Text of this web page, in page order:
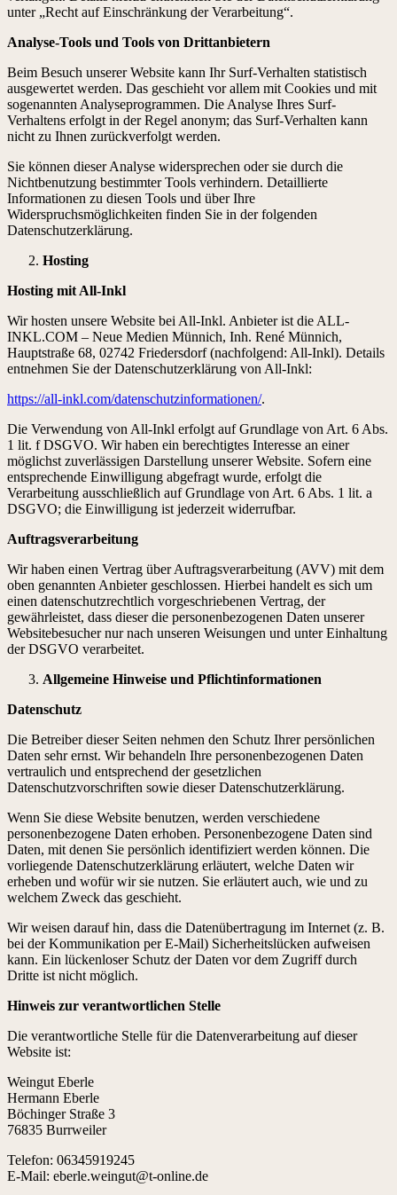
unter „Recht auf Einschränkung der Verarbeitung“.
Analyse-Tools und Tools von Drittanbietern
Beim Besuch unserer Website kann Ihr Surf-Verhalten statistisch
ausgewertet werden. Das geschieht vor allem mit Cookies und mit
sogenannten Analyseprogrammen. Die Analyse Ihres Surf-
Verhaltens erfolgt in der Regel anonym; das Surf-Verhalten kann
nicht zu Ihnen zurückverfolgt werden.
Sie können dieser Analyse widersprechen oder sie durch die
Nichtbenutzung bestimmter Tools verhindern. Detaillierte
Informationen zu diesen Tools und über Ihre
Widerspruchsmöglichkeiten finden Sie in der folgenden
Datenschutzerklärung.
Hosting
Hosting mit All-Inkl
Wir hosten unsere Website bei All-Inkl. Anbieter ist die ALL-
INKL.COM – Neue Medien Münnich, Inh. René Münnich,
Hauptstraße 68, 02742 Friedersdorf (nachfolgend: All-Inkl). Details
entnehmen Sie der Datenschutzerklärung von All-Inkl:
https://all-inkl.com/datenschutzinformationen/.
Die Verwendung von All-Inkl erfolgt auf Grundlage von Art. 6 Abs.
1 lit. f DSGVO. Wir haben ein berechtigtes Interesse an einer
möglichst zuverlässigen Darstellung unserer Website. Sofern eine
entsprechende Einwilligung abgefragt wurde, erfolgt die
Verarbeitung ausschließlich auf Grundlage von Art. 6 Abs. 1 lit. a
DSGVO; die Einwilligung ist jederzeit widerrufbar.
Auftragsverarbeitung
Wir haben einen Vertrag über Auftragsverarbeitung (AVV) mit dem
oben genannten Anbieter geschlossen. Hierbei handelt es sich um
einen datenschutzrechtlich vorgeschriebenen Vertrag, der
gewährleistet, dass dieser die personenbezogenen Daten unserer
Websitebesucher nur nach unseren Weisungen und unter Einhaltung
der DSGVO verarbeitet.
Allgemeine Hinweise und Pflichtinformationen
Datenschutz
Die Betreiber dieser Seiten nehmen den Schutz Ihrer persönlichen
Daten sehr ernst. Wir behandeln Ihre personenbezogenen Daten
vertraulich und entsprechend der gesetzlichen
Datenschutzvorschriften sowie dieser Datenschutzerklärung.
Wenn Sie diese Website benutzen, werden verschiedene
personenbezogene Daten erhoben. Personenbezogene Daten sind
Daten, mit denen Sie persönlich identifiziert werden können. Die
vorliegende Datenschutzerklärung erläutert, welche Daten wir
erheben und wofür wir sie nutzen. Sie erläutert auch, wie und zu
welchem Zweck das geschieht.
Wir weisen darauf hin, dass die Datenübertragung im Internet (z. B.
bei der Kommunikation per E-Mail) Sicherheitslücken aufweisen
kann. Ein lückenloser Schutz der Daten vor dem Zugriff durch
Dritte ist nicht möglich.
Hinweis zur verantwortlichen Stelle
Die verantwortliche Stelle für die Datenverarbeitung auf dieser
Website ist:
Weingut Eberle
Hermann Eberle
Böchinger Straße 3
76835 Burrweiler
Telefon: 06345919245
E-Mail: eberle.weingut@t-online.de